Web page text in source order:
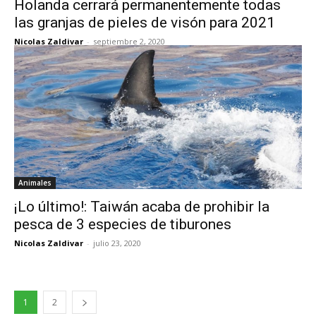
Holanda cerrará permanentemente todas
las granjas de pieles de visón para 2021
Nicolas Zaldivar - septiembre 2, 2020
Animales
¡Lo último!: Taiwán acaba de prohibir la
pesca de 3 especies de tiburones
Nicolas Zaldivar - julio 23, 2020
1 2